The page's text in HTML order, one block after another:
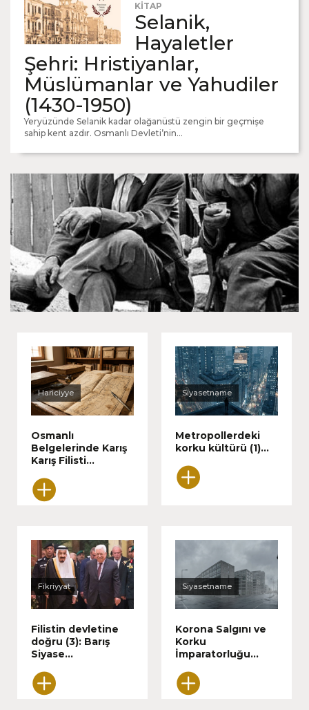
KİTAP
Selanik,
Hayaletler
Şehri: Hristiyanlar,
Müslümanlar ve Yahudiler
(1430-1950)
Yeryüzünde Selanik kadar olağanüstü zengin bir geçmişe
sahip kent azdır. Osmanlı Devleti’nin...
Dostlara ne oldu?
Hariciyye
Osmanlı
Belgelerinde Karış
Karış Filisti...
Siyasetname
Metropollerdeki
korku kültürü (1)...
Fikriyyat
Filistin devletine
doğru (3): Barış
Siyase...
Siyasetname
Korona Salgını ve
Korku
İmparatorluğu...